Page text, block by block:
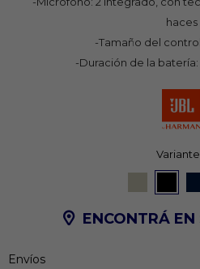
haces
-Tamaño del
-Duración de la batería:
ENCONTRÁ EN
Envíos